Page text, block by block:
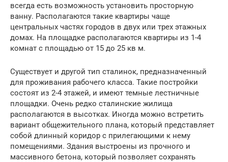
всегда есть возможность установить просторную
ванну. Располагаются такие квартиры чаще
центральных частях городов в двух или трех этажных
домах. На площадке располагаются квартиры из 1-4
комнат с площадью от 15 до 25 кв м.
Существует и другой тип сталинок, предназначенный
для проживания рабочего класса. Такие постройки
состоят из 2-4 этажей, и имеют темные лестничные
площадки. Очень редко сталинские жилища
располагаются в высотках. Иногда можно встретить
вариант общежительного плана, который представляет
собой длинный коридор с прилегающими к нему
помещениями. Здания выстроены из прочного и
массивного бетона, который позволяет сохранять